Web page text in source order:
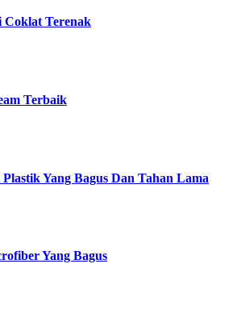
Coklat Terenak
Terbaik
Yang Bagus Dan Tahan Lama
Yang Bagus